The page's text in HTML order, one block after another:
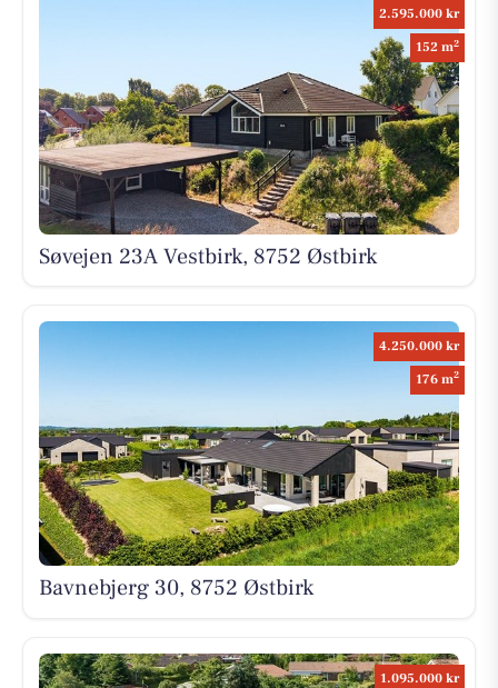
2.595.000 kr
152 m2
Søvejen 23A Vestbirk, 8752 Østbirk
4.250.000 kr
176 m2
Bavnebjerg 30, 8752 Østbirk
1.095.000 kr